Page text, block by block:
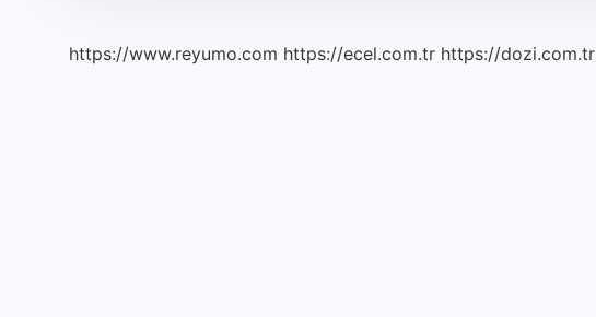
https://www.reyumo.com https://ecel.com.tr https://dozi.com.tr